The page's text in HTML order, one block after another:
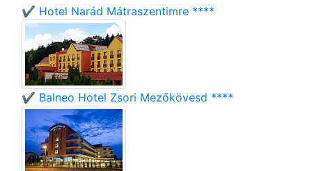
✔️ Hotel Narád Mátraszentimre ****
✔️ Balneo Hotel Zsori Mezőkövesd ****